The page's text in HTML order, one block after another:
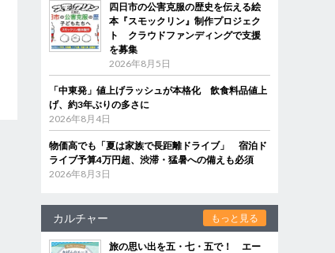
四日市の公害克服の歴史を伝える絵
本『スモックリン』制作プロジェク
ト クラウドファンディングで支援
を募集
2026年8月5日
「中東発」値上げラッシュが本格化 飲食料品値上
げ、約3年ぶりの多さに
2026年8月4日
物価高でも「夏は家族で長距離ドライブ」 宿泊ド
ライブ予算4万円超、渋滞・猛暑への備えも必須
2026年8月3日
カルチャー もっと見る
旅の思い出を五・七・五で！ エー